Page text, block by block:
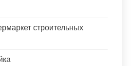
строительных